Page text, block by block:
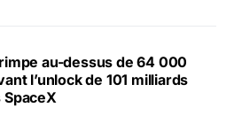
au-dessus de 64 000
l’unlock de 101 milliards
SpaceX